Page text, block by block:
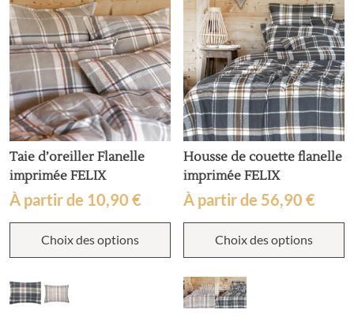
Taie d’oreiller Flanelle
imprimée FELIX
À partir de 10,90 €
Choix des options
Ce
a
variations.
Les
Housse de couette flanelle
imprimée FELIX
À partir de 56,90€
Choix des options
a